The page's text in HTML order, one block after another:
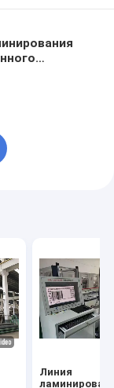
Линия